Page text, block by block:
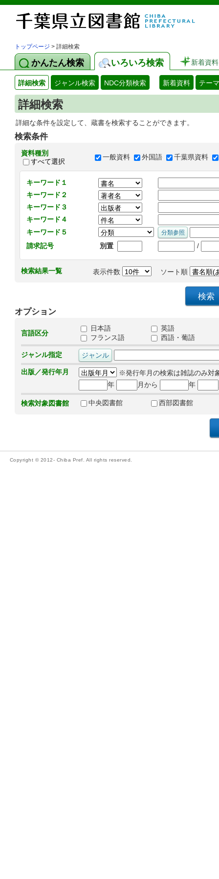
トップページ > 詳細検索
かんたん検索 いろいろ検索 新着資料
詳細検索 ジャンル検索 NDC分類検索 新着資料 テー
詳細検索
詳細な条件を設定して、蔵書を検索することができます。
検索条件
資料種別
すべて選択
一般資料 外国語 千葉県資料
キーワード１
キーワード２
キーワード３
キーワード４
キーワード５
請求記号
別置 /
検索結果一覧 表示件数 ソート順
オプション
言語区分
日本語
英語
フランス語
西語・葡語
ジャンル指定
出版／発行年月
※発行年月の検索は雑誌のみ対
年
月から 年
検索対象図書館 中央図書館 西部図書館
Copyright © 2012- Chiba Pref. All rights reserved.